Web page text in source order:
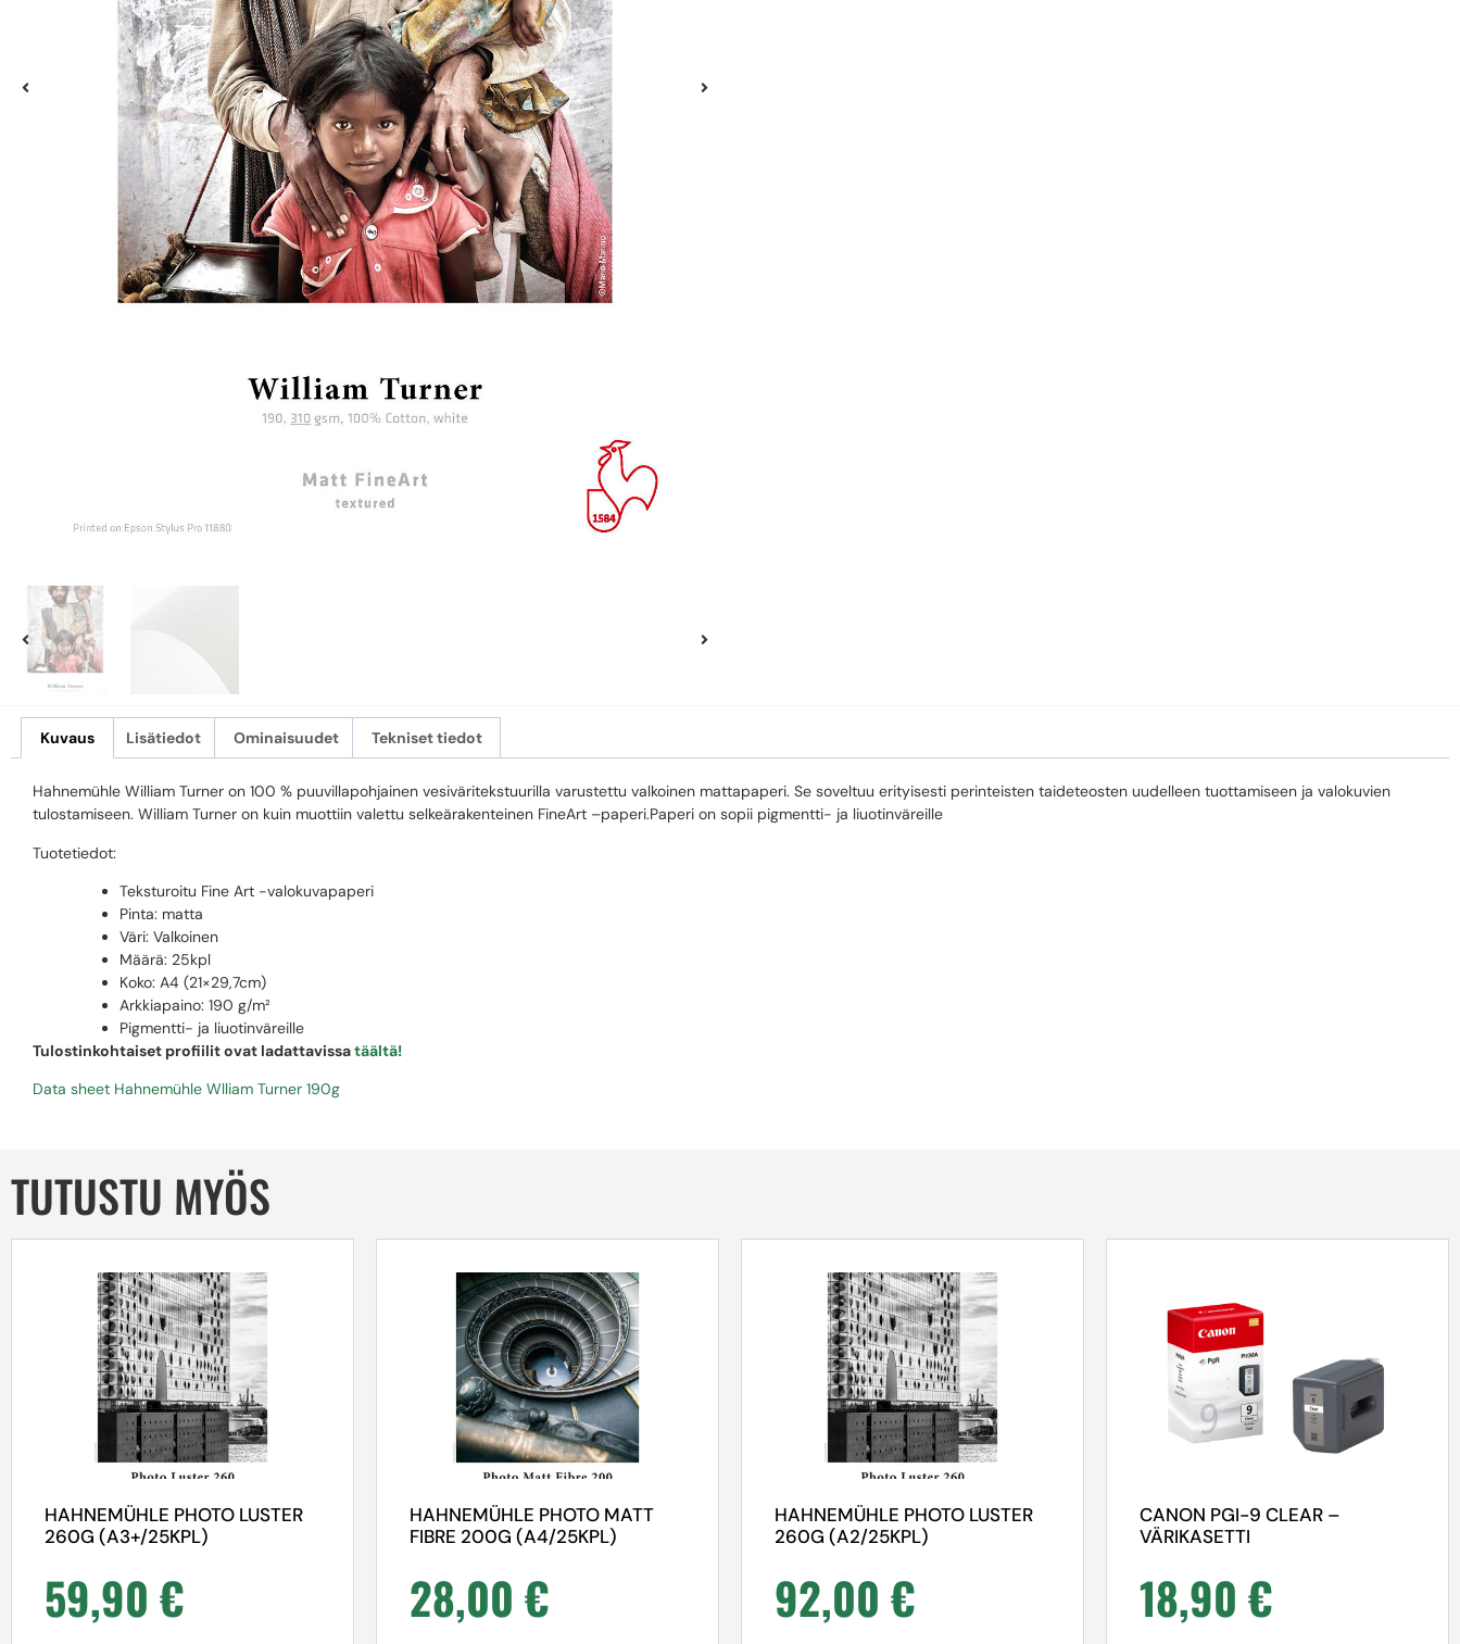
Kuvaus Lisätiedot Ominaisuudet Tekniset tiedot
Hahnemühle William Turner on 100 % puuvillapohjainen vesiväritekstuurilla varustettu valkoinen mattapaperi. Se soveltuu erityisesti perinteisten taideteosten uudelleen tuottamiseen ja valokuvien
tulostamiseen. William Turner on kuin muottiin valettu selkeärakenteinen FineArt –paperi.Paperi on sopii pigmentti- ja liuotinväreille
Tuotetiedot:
Teksturoitu Fine Art -valokuvapaperi
Pinta: matta
Väri: Valkoinen
Määrä: 25kpl
Koko: A4 (21×29,7cm)
Arkkiapaino: 190 g/m²
Pigmentti- ja liuotinväreille
Tulostinkohtaiset profiilit ovat ladattavissatäältä!
Data sheet Hahnemühle Wlliam Turner 190g
TUTUSTU MYÖS
HAHNEMÜHLE PHOTO LUSTER
260G (A3+/25KPL)
59,90 €
HAHNEMÜHLE PHOTO MATT
FIBRE 200G (A4/25KPL)
28,00 €
HAHNEMÜHLE PHOTO LUSTER
260G (A2/25KPL)
92,00 €
CANON PGI-9 CLEAR –
VÄRIKASETTI
18,90 €